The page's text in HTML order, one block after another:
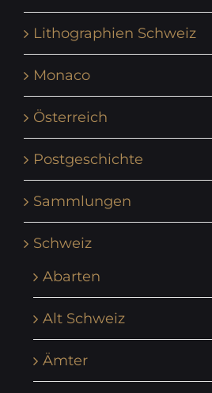
Lithographien Schweiz
Monaco
Österreich
Postgeschichte
Sammlungen
Schweiz
Abarten
Alt Schweiz
Ämter